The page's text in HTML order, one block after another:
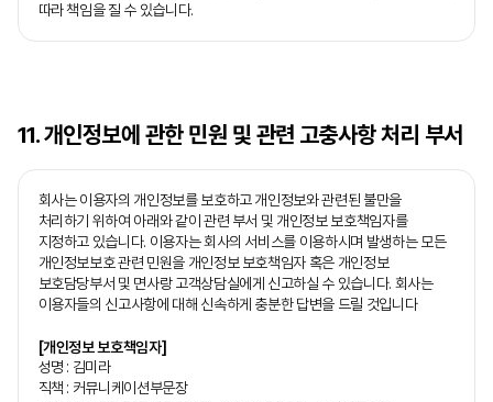
따라 책임을 질 수 있습니다.
11. 개인정보에 관한 민원 및 관련 고충사항 처리 부서
회사는 이용자의 개인정보를 보호하고 개인정보와 관련된 불만을
처리하기 위하여 아래와 같이 관련 부서 및 개인정보 보호책임자를
지정하고 있습니다. 이용자는 회사의 서비스를 이용하시며 발생하는 모든
개인정보보호 관련 민원을 개인정보 보호책임자 혹은 개인정보
보호담당부서 및 면사랑 고객상담실에게 신고하실 수 있습니다. 회사는
이용자들의 신고사항에 대해 신속하게 충분한 답변을 드릴 것입니다
[개인정보 보호책임자]
성명 : 김미라
직책 : 커뮤니케이션부문장